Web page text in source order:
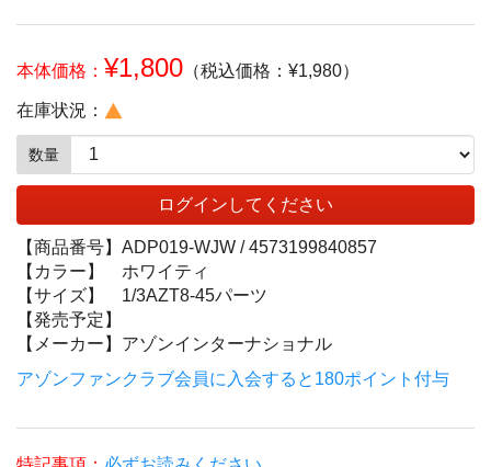
本体価格： ¥1,800 （税込価格：¥1,980）
在庫状況：
数量
ログインしてください
【商品番号】 ADP019-WJW /4573199840857
【カラー】
ホワイティ
【サイズ】
1/3AZT8-45パーツ
【発売予定】
【メーカー】 アゾンインターナショナル
アゾンファンクラブ会員に入会すると180ポイント付与